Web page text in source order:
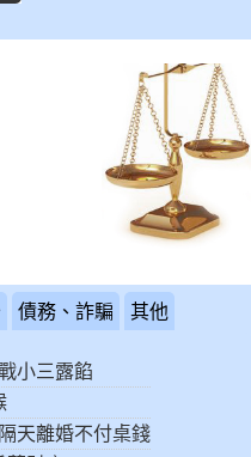
以進行
助?
求協助
債務、詐騙 其他
小三露餡
天離婚不付桌錢